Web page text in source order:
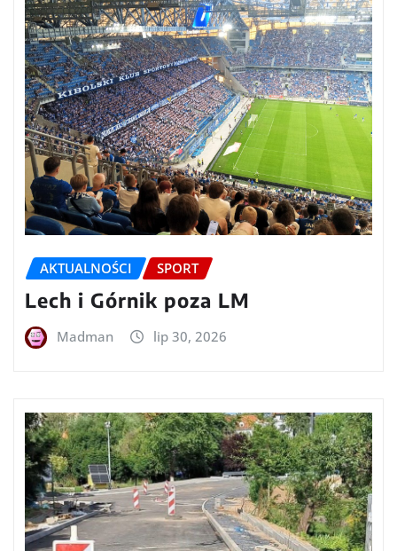
AKTUALNOŚCI SPORT
Lech i Górnik poza LM
Madman lip 30, 2026